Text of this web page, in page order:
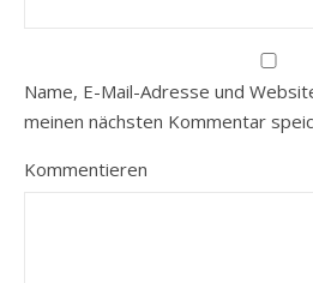
Name, E-Mail-Adresse und
meinen nächsten Kommentar
Kommentieren